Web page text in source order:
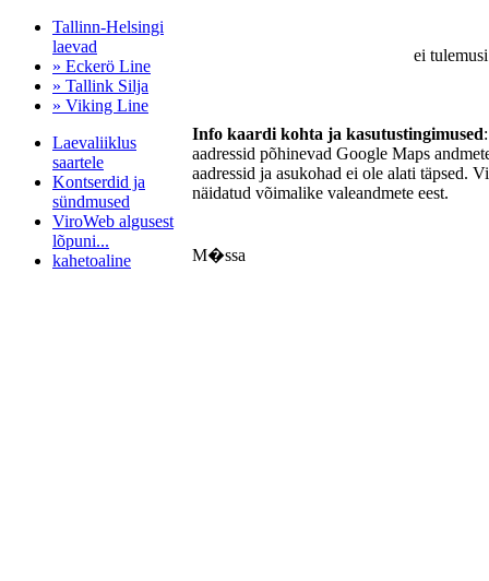
Tallinn-Helsingi
laevad
» Eckerö Line
» Tallink Silja
» Viking Line
Laevaliiklus
saartele
Kontserdid ja
sündmused
ViroWeb algusest
lõpuni...
kahetoaline
ei
Info kaardi kohta ja kasutustingimused
aadressid põhinevad Google Maps
aadressid ja asukohad ei ole alati täpsed.
näidatud võimalike valeandmete eest.
M�ssa